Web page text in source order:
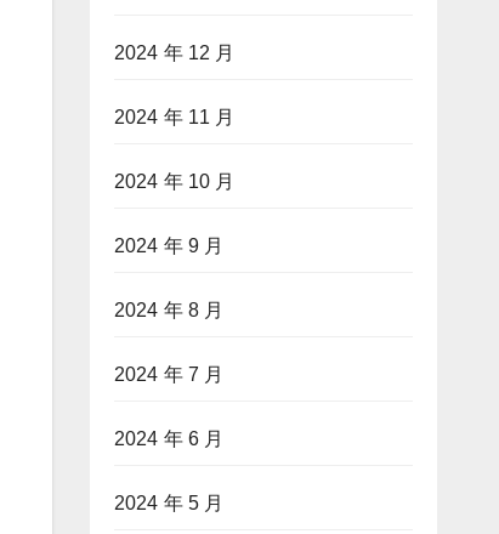
2024 年 12 月
2024 年 11 月
2024 年 10 月
2024 年 9 月
2024 年 8 月
2024 年 7 月
2024 年 6 月
2024 年 5 月